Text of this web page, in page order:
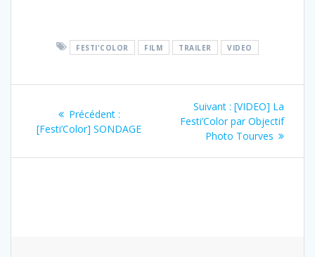
FESTI'COLOR FILM TRAILER VIDEO
de
l’article
Précédent :Article
précédent
[Festi’Color] SONDAGE
Suivant : Article
suivant
[VIDEO] La
Festi’Color par Objectif
Photo Tourves